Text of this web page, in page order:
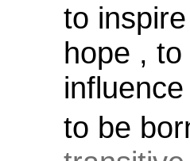
to
hope ,
influence
to be